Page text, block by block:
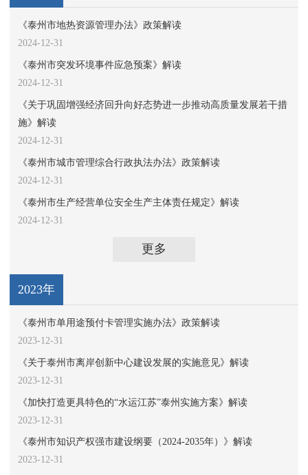
《泰州市地热资源管理办法》政策解读
2024-12-31
《泰州市突发环境事件应急预案》解读
2024-12-31
《关于巩固增强经济回升向好态势进一步推动高质量发展若干措
施》解读
2024-12-31
《泰州市城市管理综合行政执法办法》政策解读
2024-12-31
《泰州市生产经营单位安全生产主体责任规定》解读
2024-12-31
更多
2023年
《泰州市单用途预付卡管理实施办法》政策解读
2023-12-31
《关于泰州市离岸创新中心建设发展的实施意见》解读
2023-12-31
《加快打造更具特色的“水运江苏”泰州实施方案》解读
2023-12-31
《泰州市知识产权强市建设纲要（2024-2035年）》解读
2023-12-31